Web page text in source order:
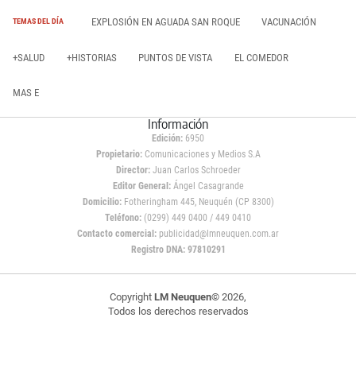
TEMAS DEL DÍA EXPLOSIÓN EN AGUADA SAN ROQUE VACUNACIÓN
+SALUD +HISTORIAS PUNTOS DE VISTA EL COMEDOR
MAS E
Información
Edición: 6950
Propietario:Comunicaciones y Medios S.A
Director: Juan Carlos Schroeder
Editor General:Ángel Casagrande
Domicilio:Fotheringham 445, Neuquén (CP 8300)
Teléfono: (0299) 449 0400 / 449 0410
Contacto comercial: publicidad@lmneuquen.com.ar
Registro DNA: 97810291
Copyright LM Neuquen© 2026,
Todos los derechos reservados